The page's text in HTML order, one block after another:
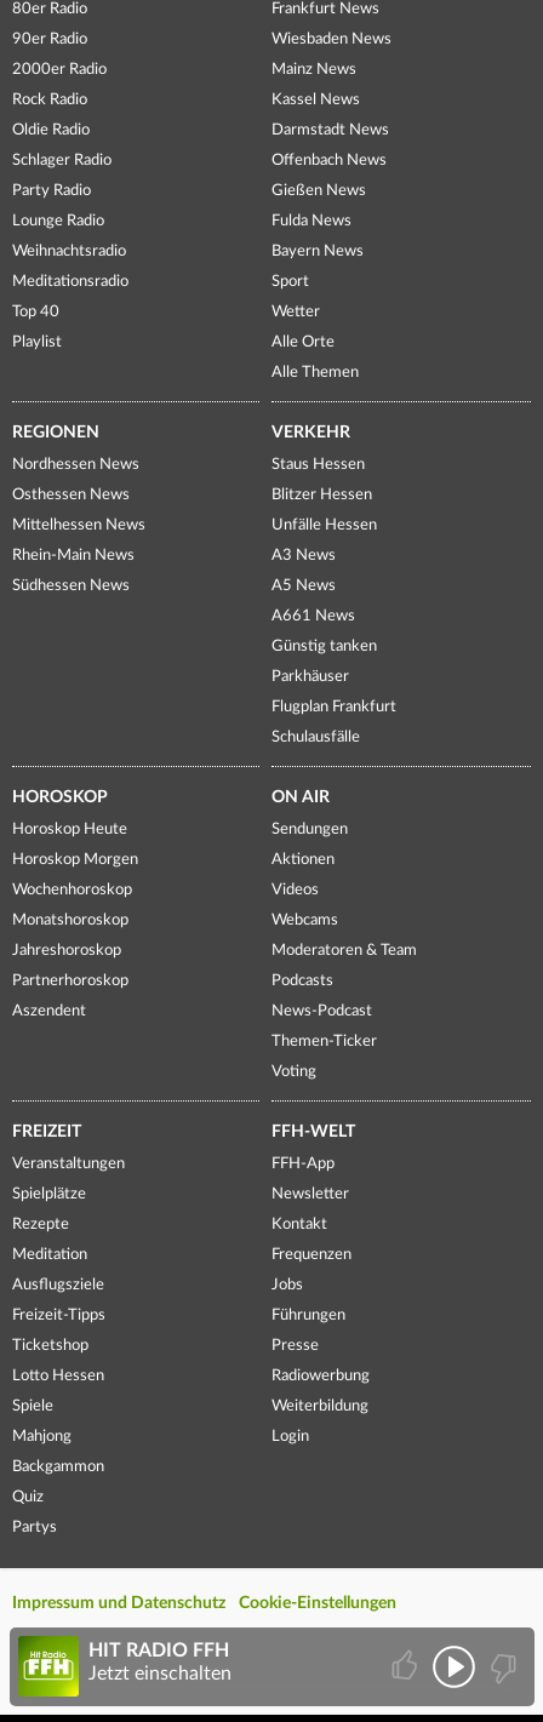
80er Radio
90er Radio
2000er Radio
Rock Radio
Oldie Radio
Schlager Radio
Party Radio
Lounge Radio
Weihnachtsradio
Meditationsradio
Top 40
Playlist
Frankfurt News
Wiesbaden News
Mainz News
Kassel News
Darmstadt News
Offenbach News
Gießen News
Fulda News
Bayern News
Sport
Wetter
Alle Orte
Alle Themen
REGIONEN
Nordhessen News
Osthessen News
Mittelhessen News
Rhein-Main News
Südhessen News
VERKEHR
Staus Hessen
Blitzer Hessen
Unfälle Hessen
A3 News
A5 News
A661 News
Günstig tanken
Parkhäuser
Flugplan Frankfurt
Schulausfälle
HOROSKOP
Horoskop Heute
Horoskop Morgen
Wochenhoroskop
Monatshoroskop
Jahreshoroskop
Partnerhoroskop
Aszendent
ON AIR
Sendungen
Aktionen
Videos
Webcams
Moderatoren & Team
Podcasts
News-Podcast
Themen-Ticker
Voting
FREIZEIT
Veranstaltungen
Spielplätze
Rezepte
Meditation
Ausflugsziele
Freizeit-Tipps
Ticketshop
Lotto Hessen
Spiele
Mahjong
Backgammon
Quiz
Partys
FFH-WELT
FFH-App
Newsletter
Kontakt
Frequenzen
Jobs
Führungen
Presse
Radiowerbung
Weiterbildung
Login
Impressum und Datenschutz Cookie-Einstellungen
HIT RADIO FFH
Jetzt einschalten